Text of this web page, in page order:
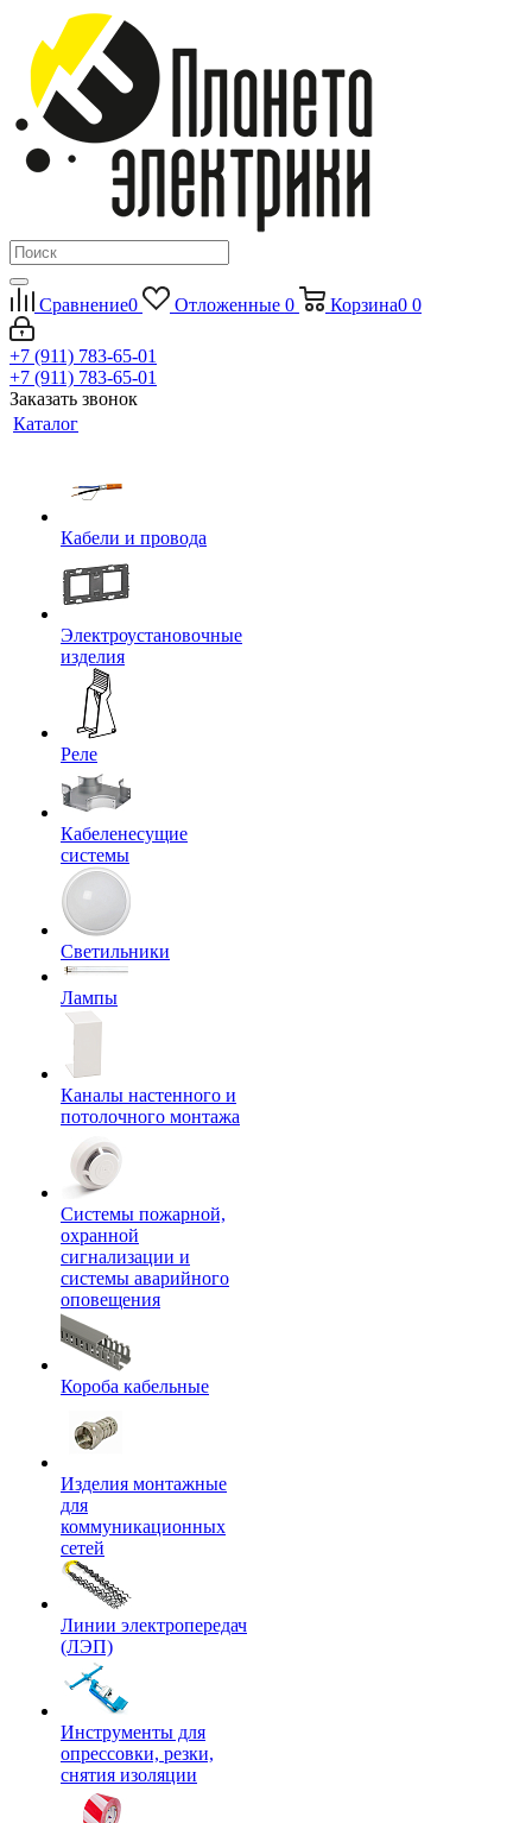
Сравнение0 Отложенные 0 Корзина0 0
+7 (911) 783-65-01
+7 (911) 783-65-01
Заказать звонок
Каталог
Кабели и провода
Электроустановочные
изделия
Реле
Кабеленесущие
системы
Светильники
Лампы
Каналы настенного и
потолочного монтажа
Системы пожарной,
охранной
сигнализации и
системы аварийного
оповещения
Короба кабельные
Изделия монтажные
для
коммуникационных
сетей
Линии электропередач
(ЛЭП)
Инструменты для
опрессовки, резки,
снятия изоляции